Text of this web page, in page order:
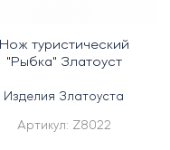
Нож туристический
"Рыбка" Златоуст
Изделия Златоуста
Артикул: Z8022